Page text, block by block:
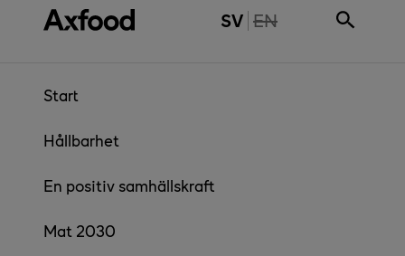
Gå direkt till innehåll SV THE PAGE IS NOT
EN
Start
Hållbarhet
En positiv samhällskraft
Mat 2030